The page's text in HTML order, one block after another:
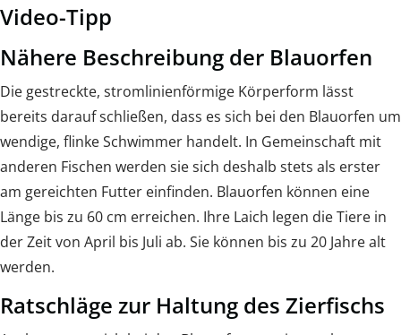
Video-Tipp
Nähere Beschreibung der Blauorfen
Die gestreckte, stromlinienförmige Körperform lässt
bereits darauf schließen, dass es sich bei den Blauorfen um
wendige, flinke Schwimmer handelt. In Gemeinschaft mit
anderen Fischen werden sie sich deshalb stets als erster
am gereichten Futter einfinden. Blauorfen können eine
Länge bis zu 60 cm erreichen. Ihre Laich legen die Tiere in
der Zeit von April bis Juli ab. Sie können bis zu 20 Jahre alt
werden.
Ratschläge zur Haltung des Zierfischs